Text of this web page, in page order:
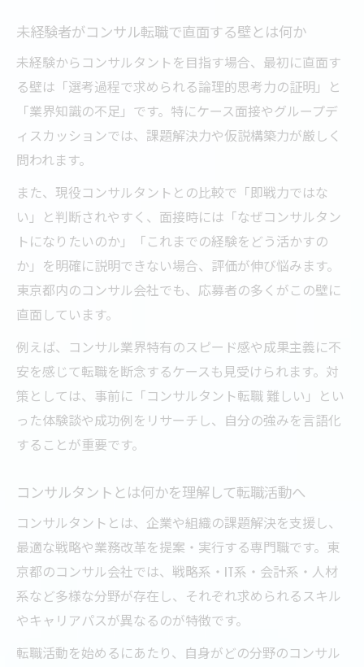
未経験者がコンサル転職で直面する壁とは何か
未経験からコンサルタントを目指す場合、最初に直面す
る壁は「選考過程で求められる論理的思考力の証明」と
「業界知識の不足」です。特にケース面接やグループデ
ィスカッションでは、課題解決力や仮説構築力が厳しく
問われます。
また、現役コンサルタントとの比較で「即戦力ではな
い」と判断されやすく、面接時には「なぜコンサルタン
トになりたいのか」「これまでの経験をどう活かすの
か」を明確に説明できない場合、評価が伸び悩みます。
東京都内のコンサル会社でも、応募者の多くがこの壁に
直面しています。
例えば、コンサル業界特有のスピード感や成果主義に不
安を感じて転職を断念するケースも見受けられます。対
策としては、事前に「コンサルタント転職 難しい」とい
った体験談や成功例をリサーチし、自分の強みを言語化
することが重要です。
コンサルタントとは何かを理解して転職活動へ
コンサルタントとは、企業や組織の課題解決を支援し、
最適な戦略や業務改革を提案・実行する専門職です。東
京都のコンサル会社では、戦略系・IT系・会計系・人材
系など多様な分野が存在し、それぞれ求められるスキル
やキャリアパスが異なるのが特徴です。
転職活動を始めるにあたり、自身がどの分野のコンサル